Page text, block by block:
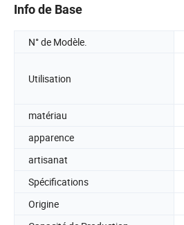
Info de Base
N° de Modèle.
Utilisation
matériau
apparence
artisanat
Spécifications
Origine